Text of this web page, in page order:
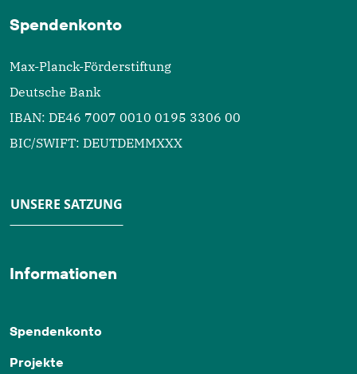
Spendenkonto
Max-Planck-Förderstiftung
Deutsche Bank
IBAN: DE46 7007 0010 0195 3306 00
BIC/SWIFT: DEUTDEMMXXX
UNSERE SATZUNG
Informationen
Spendenkonto
Projekte